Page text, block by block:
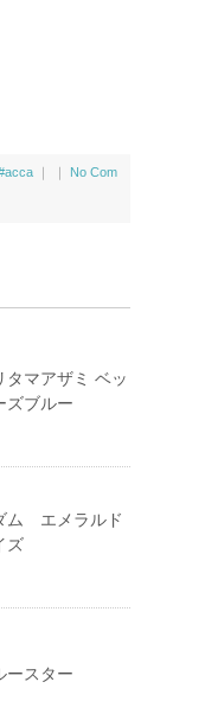
｜ ｜ No Com
タマアザミ ベッ
ズブルー
ム エメラルド
ズ
ースター